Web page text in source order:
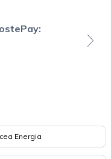
Energia